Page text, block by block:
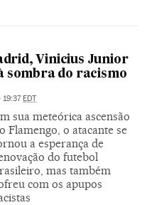
Vinicius Junior
sombra do racismo
19:37EDT
sua meteórica ascensão
Flamengo, o atacante se
a esperança de
do futebol
mas também
com os apupos